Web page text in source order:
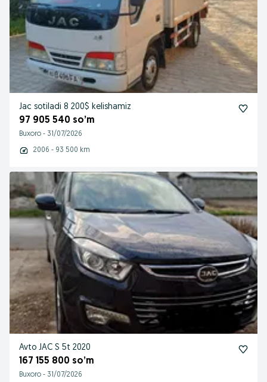
Jac sotiladi 8 200$ kelishamiz
97 905 540 so’m
Buxoro - 31/07/2026
2006 - 93 500 km
Avto JAC S 5t 2020
167 155 800 so’m
Buxoro - 31/07/2026